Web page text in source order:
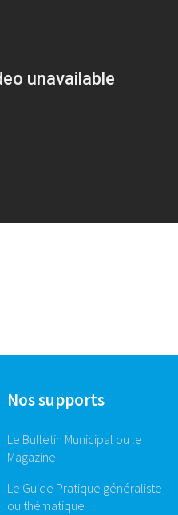
Nos supports
Le Bulletin Municipal ou le
Magazine
Le Guide Pratique généraliste
ou thématique